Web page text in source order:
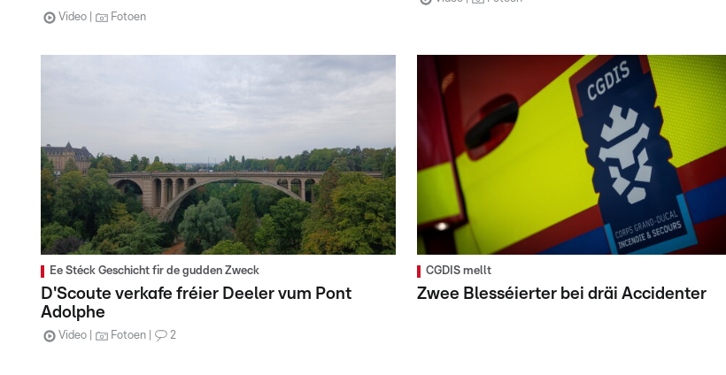
Video Fotoen
Ee Stéck Geschicht fir de gudden Zweck
D'Scoute verkafe fréier Deeler vum Pont
Adolphe
Video Fotoen 2
CGDIS mellt
Zwee Blesséierter bei dräi Accidenter